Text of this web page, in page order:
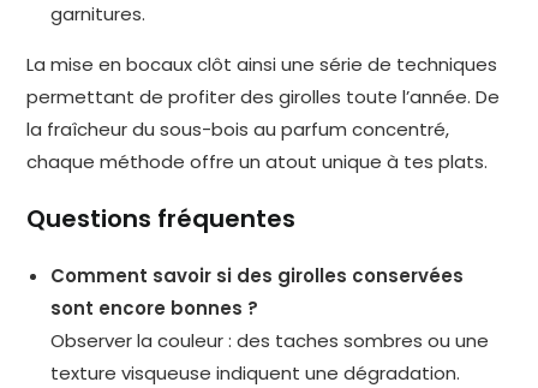
garnitures.
La mise en bocaux clôt ainsi une série de techniques
permettant de profiter des girolles toute l’année. De
la fraîcheur du sous-bois au parfum concentré,
chaque méthode offre un atout unique à tes plats.
Questions fréquentes
Comment savoir si des girolles conservées
sont encore bonnes ?
Observer la couleur : des taches sombres ou une
texture visqueuse indiquent une dégradation.